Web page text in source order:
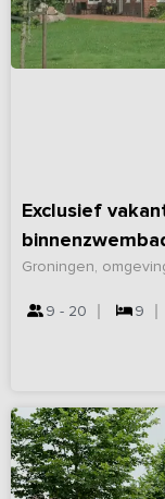
Exclusief
Groningen,
9 - 20 9